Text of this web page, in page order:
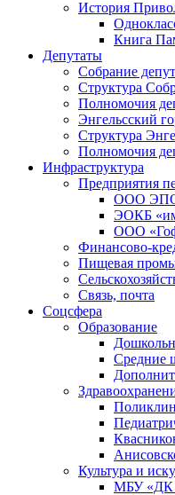
История
Книга
Депутаты
Собрание
Структура
Полномочия
Энгельсский
Структура
Полномочия
Инфраструктура
Предприятия
ООО ЭПО
ЭОКБ
ООО
Финансово-
Пищевая
Связь, почта
Соцсфера
Образование
Средние
Культура и
МБУ «ДК